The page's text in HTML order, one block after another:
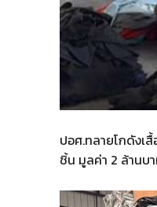
ปอศ.ทลายโกดังเ
ชิ้น มูลค่า 2 ล้านบ